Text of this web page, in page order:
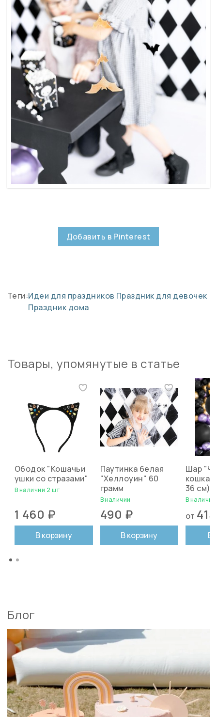
Добавить в Pinterest
Теги:Идеи для праздников Праздник для девочек
Праздник дома
Товары, упомянутые в статье
Ободок "Кошачьи
ушки со стразами"
В наличии 2 шт
1 460 ₽
В корзину
Паутинка белая
"Хеллоуин" 60
грамм
В наличии
490 ₽
В корзину
Шар
кошка"
36 см)
В наличии
от
Блог